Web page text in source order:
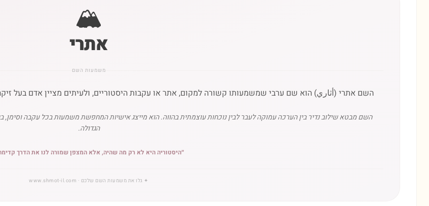
🏔️
אתרי
משמעות השם
השם אתרי (أثاري) הוא שם ערבי שמשמעותו קשורה למקום, אתר או עקבות היסטוריים, ולעיתים מציין אדם בעל
השם מבטא שילוב נדיר בין הערכה עמוקה לעבר לבין נוכחות עוצמתית בהווה. הוא מייצג אישיות המחפשת משמעות בכל עקבה
הגדולה.
״היסטוריה היא לא רק מה שהיה, אלא המצפן שמורה לנו את הדרך
✦ גלו את משמעות השם שלכם · www.shmot-il.com